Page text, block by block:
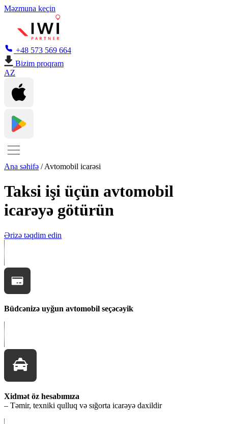
Məzmuna keçin
+48 573 569 664
Bizim proqram
AZ
Ana səhifə /Avtomobil icarəsi
Taksi işi üçün avtomobil
icarəyə götürün
Ərizə təqdim edin
Büdcənizə uyğun avtomobil seçəcəyik
Xidmət öz hesabımıza
– Təmir, texniki qulluq və sığorta icarəyə daxildir